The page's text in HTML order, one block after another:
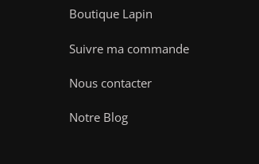
Boutique Lapin
Suivre ma commande
Nous contacter
Notre Blog